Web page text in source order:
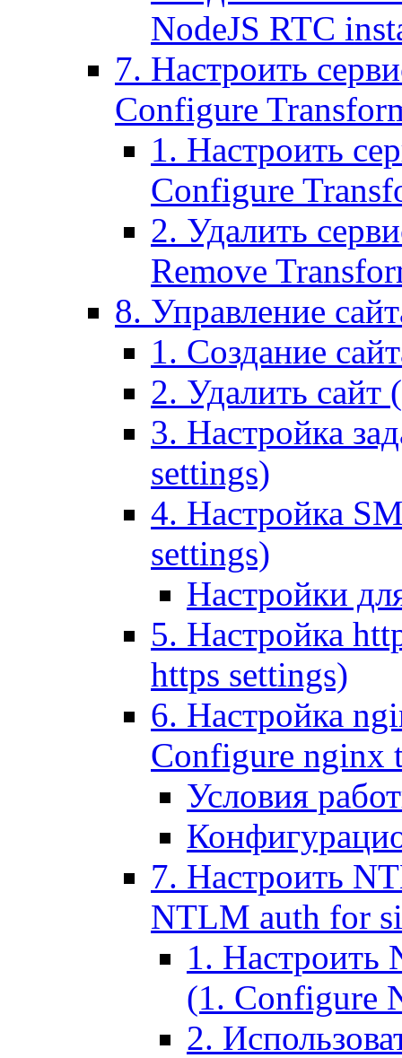
NodeJS RTC
7. Настроить
Configure
1. Настроить
Configure
2. Удалить
Remove
8. Управление
1. Создание
2. Удалить сайт
3. Настройка
settings)
4. Настройка
settings)
Настройки
5. Настройка
https settings)
6. Настройка
Configure nginx
Условия
7. Настроить
NTLM auth for
1. Настроить
(1. Configure
2.